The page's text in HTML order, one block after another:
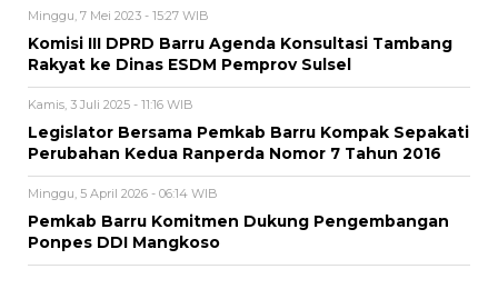
Minggu, 7 Mei 2023 - 15:27 WIB
Komisi III DPRD Barru Agenda Konsultasi Tambang
Rakyat ke Dinas ESDM Pemprov Sulsel
Kamis, 3 Juli 2025 - 11:16 WIB
Legislator Bersama Pemkab Barru Kompak Sepakati
Perubahan Kedua Ranperda Nomor 7 Tahun 2016
Minggu, 5 April 2026 - 06:14 WIB
Pemkab Barru Komitmen Dukung Pengembangan
Ponpes DDI Mangkoso